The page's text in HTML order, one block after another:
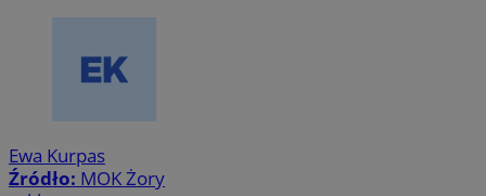
Ewa Kurpas
Źródło: MOK Żory